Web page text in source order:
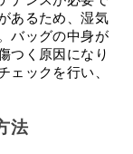
あるため、湿気
バッグの中身が
つく原因になり
ェックを行い、
法